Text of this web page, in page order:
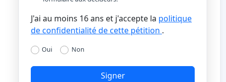
J'ai au moins 16 ans et j'accepte la politique
de confidentialité de cette pétition .
Oui Non
Signer